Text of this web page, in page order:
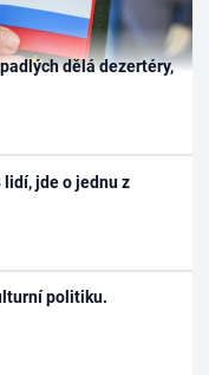
dělá dezertéry,
jde o jednu z
politiku.